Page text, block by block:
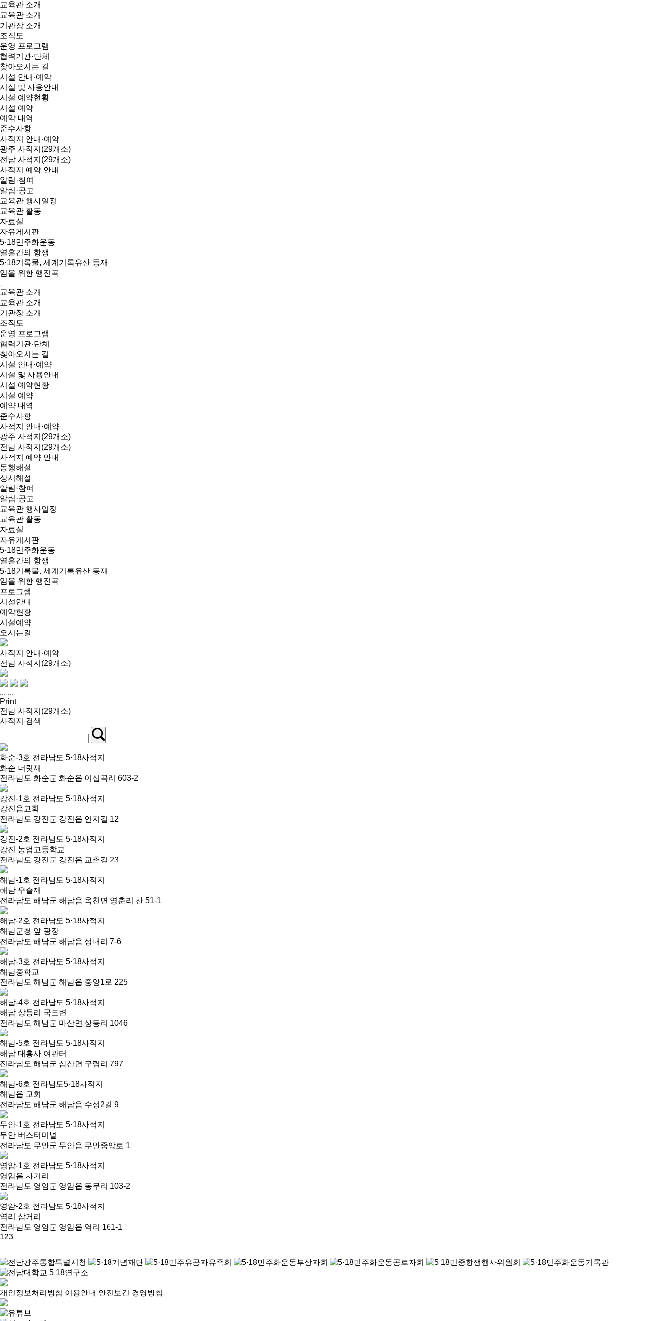
교육관 소개
교육관 소개
기관장 소개
조직도
운영 프로그램
협력기관·단체
찾아오시는 길
시설 안내·예약
시설 및 사용안내
시설 예약현황
시설 예약
예약 내역
준수사항
사적지 안내·예약
광주 사적지(29개소)
전남 사적지(29개소)
사적지 예약 안내
알림·참여
알림·공고
교육관 행사일정
교육관 활동
자료실
자유게시판
5·18민주화운동
열흘간의 항쟁
5·18기록물, 세계기록유산 등재
임을 위한 행진곡
교육관 소개
교육관 소개
기관장 소개
조직도
운영 프로그램
협력기관·단체
찾아오시는 길
시설 안내·예약
시설 및 사용안내
시설 예약현황
시설 예약
예약 내역
준수사항
사적지 안내·예약
광주 사적지(29개소)
전남 사적지(29개소)
사적지 예약 안내
동행해설
상시해설
알림·참여
알림·공고
교육관 행사일정
교육관 활동
자료실
자유게시판
5·18민주화운동
열흘간의 항쟁
5·18기록물, 세계기록유산 등재
임을 위한 행진곡
프로그램
시설안내
예약현황
시설예약
오시는길
사적지 안내·예약
전남 사적지(29개소)
... ...
Print
전남 사적지(29개소)
사적지 검색
화순-3호 전라남도 5·18사적지
화순 너릿재
전라남도 화순군 화순읍 이십곡리 603-2
강진-1호 전라남도 5·18사적지
강진읍교회
전라남도 강진군 강진읍 연지길 12
강진-2호 전라남도 5·18사적지
강진 농업고등학교
전라남도 강진군 강진읍 교촌길 23
해남-1호 전라남도 5·18사적지
해남 우슬재
전라남도 해남군 해남읍 옥천면 영춘리 산 51-1
해남-2호 전라남도 5·18사적지
해남군청 앞 광장
전라남도 해남군 해남읍 성내리 7-6
해남-3호 전라남도 5·18사적지
해남중학교
전라남도 해남군 해남읍 중앙1로 225
해남-4호 전라남도 5·18사적지
해남 상등리 국도변
전라남도 해남군 마산면 상등리 1046
해남-5호 전라남도 5·18사적지
해남 대흥사 여관터
전라남도 해남군 삼산면 구림리 797
해남-6호 전라남도5·18사적지
해남읍 교회
전라남도 해남군 해남읍 수성2길 9
무안-1호 전라남도 5·18사적지
무안 버스터미널
전라남도 무안군 무안읍 무안중앙로 1
영암-1호 전라남도 5·18사적지
영암읍 사거리
전라남도 영암군 영암읍 동무리 103-2
영암-2호 전라남도 5·18사적지
역리 삼거리
전라남도 영암군 영암읍 역리 161-1
123
개인정보처리방침 이용안내 안전보건 경영방침